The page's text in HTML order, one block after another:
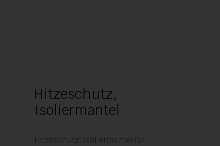
Hitzeschutz,
Isoliermantel
Hitzeschutz, Isoliermantel für